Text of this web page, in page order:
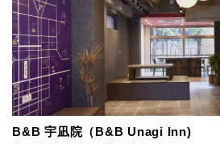
B&B 宇凪院（B&B Unagi Inn)